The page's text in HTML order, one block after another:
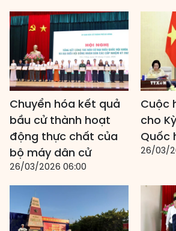
Chuyển hóa kết quả
bầu cử thành hoạt
động thực chất của
bộ máy dân cử
26/03/2026 06:00
Cuộc
cho
Quốc
26/03/